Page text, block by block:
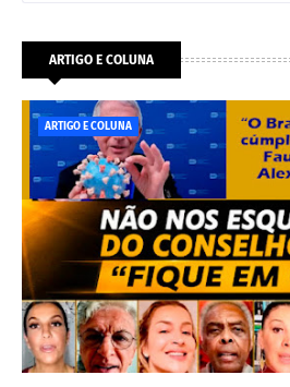
ARTIGO E COLUNA
ARTIGO E COLUNA